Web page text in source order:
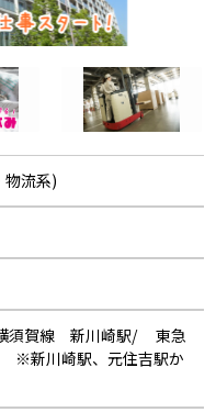
物流系)
須賀線 新川崎駅/ 東急
新川崎駅、元住吉駅か